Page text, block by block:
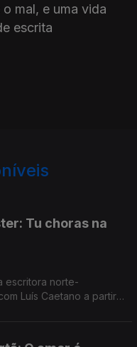
mal, e uma vida
escrita
Tu choras na
escritora norte-
Luís Caetano a partir